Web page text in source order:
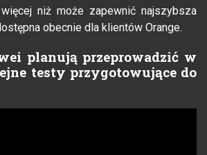
niż może zapewnić najszybsza
obecnie dla klientów Orange.
planują przeprowadzić w
testy przygotowujące do